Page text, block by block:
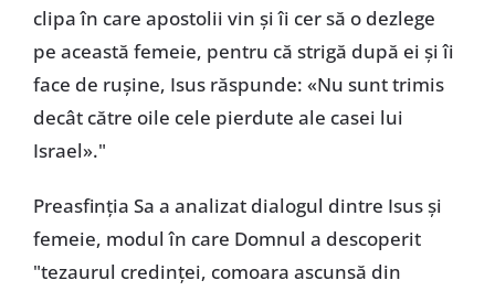
clipa în care apostolii vin și îi cer să o dezlege
pe această femeie, pentru că strigă după ei și îi
face de rușine, Isus răspunde: «Nu sunt trimis
decât către oile cele pierdute ale casei lui
Israel»."
Preasfinția Sa a analizat dialogul dintre Isus și
femeie, modul în care Domnul a descoperit
"tezaurul credinței, comoara ascunsă din